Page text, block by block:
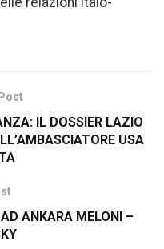
IL DOSSIER LAZIO
USA
ANKARA MELONI –